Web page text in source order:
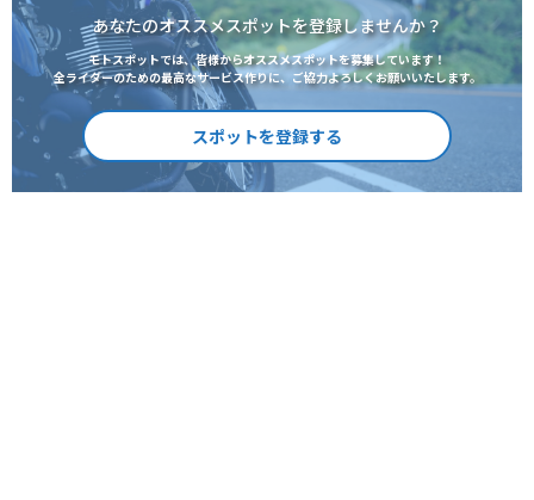
あなたのオススメスポットを登録しませんか？
モトスポットでは、皆様からオススメスポットを募集しています！
全ライダーのための最高なサービス作りに、ご協力よろしくお願いいたします。
スポットを登録する